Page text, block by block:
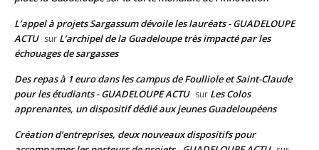
L’appel à projets Sargassum dévoile les lauréats - GUADELOUPE
ACTU sur L’archipel de la Guadeloupe très impacté par les
échouages de sargasses
Des repas à 1 euro dans les campus de Foulliole et Saint-Claude
pour les étudiants - GUADELOUPE ACTU sur Les Colos
apprenantes, un dispositif dédié aux jeunes Guadeloupéens
Création d’entreprises, deux nouveaux dispositifs pour